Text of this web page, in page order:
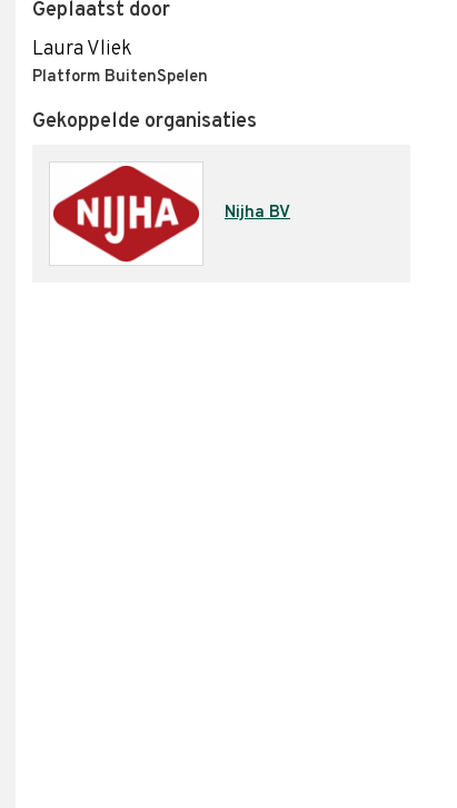
Geplaatst door
Laura Vliek
Platform BuitenSpelen
Gekoppelde organisaties
Nijha BV